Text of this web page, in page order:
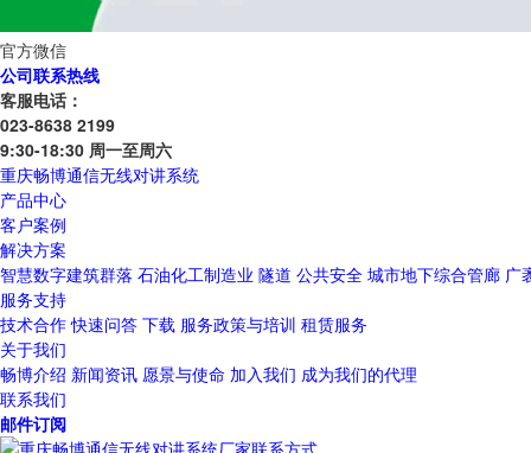
官方微信
公司联系热线
客服电话：
023-8638 2199
9:30-18:30 周一至周六
重庆畅博通信无线对讲系统
产品中心
客户案例
解决方案
智慧数字建筑群落 石油化工制造业 隧道 公共安全 城市地下综合管廊 广
服务支持
技术合作 快速问答 下载 服务政策与培训 租赁服务
关于我们
畅博介绍 新闻资讯 愿景与使命 加入我们 成为我们的代理
联系我们
邮件订阅